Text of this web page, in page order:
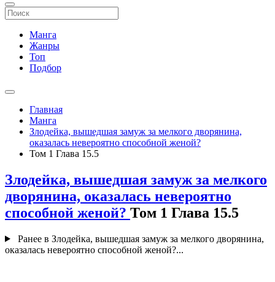
Манга
Жанры
Топ
Подбор
Главная
Манга
Злодейка, вышедшая замуж за мелкого дворянина,
оказалась невероятно способной женой?
Том 1 Глава 15.5
Злодейка, вышедшая замуж за мелкого
дворянина, оказалась невероятно
способной женой? Том 1 Глава 15.5
Ранее в Злодейка, вышедшая замуж за мелкого дворянина,
оказалась невероятно способной женой?...